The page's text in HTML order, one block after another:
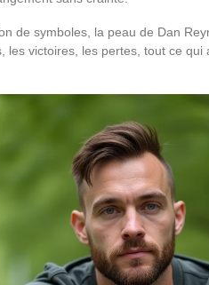
de symboles, la peau de Dan
les victoires, les pertes, tout ce qui